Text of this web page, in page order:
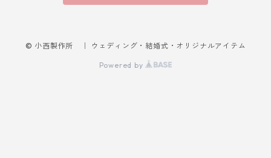
© 小西製作所 ｜ ウェディング・結婚式・オリジナルアイテム
Powered by